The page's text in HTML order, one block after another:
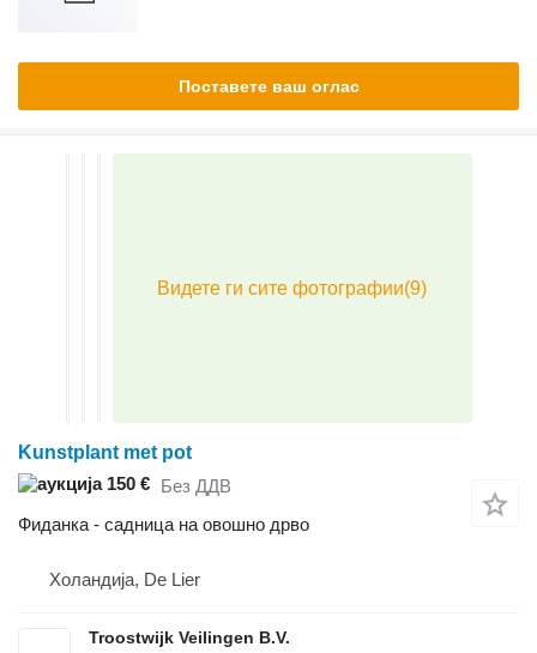
Поставете ваш оглас
Kunstplant met pot
150 € Без ДДВ
Фиданка - садница на овошно дрво
Холандија, De Lier
Troostwijk Veilingen B.V.